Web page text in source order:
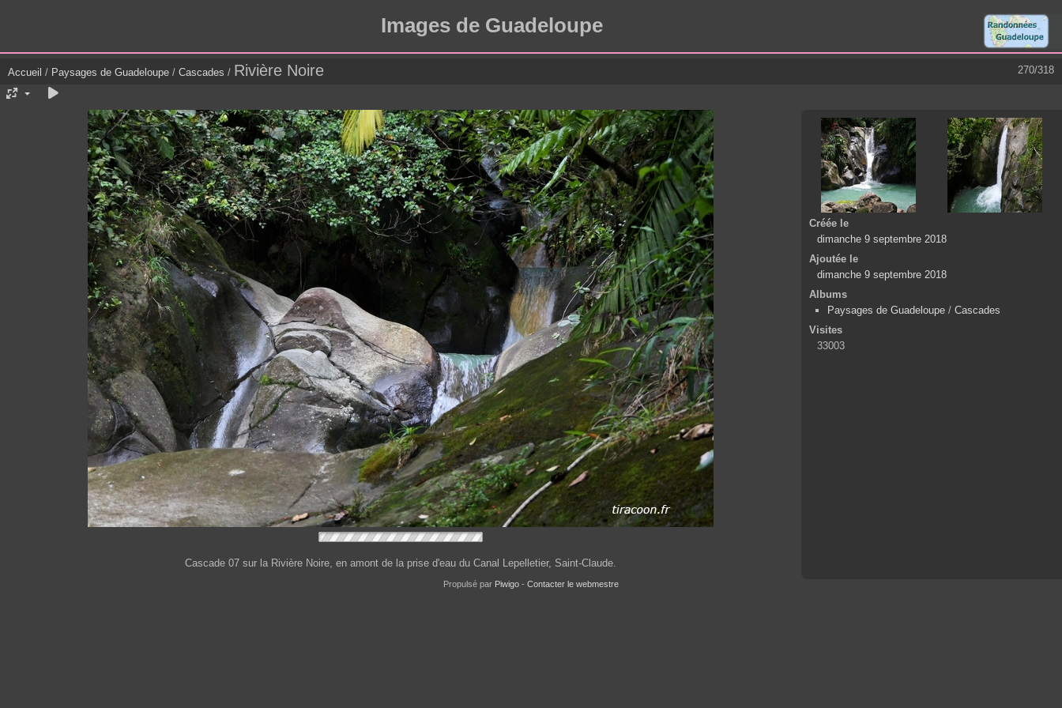
Images de Guadeloupe
270/318
Accueil / Paysages de Guadeloupe / Cascades / Rivière Noire
Cascade 07 sur la Rivière Noire, en amont de la prise d'eau du Canal Lepelletier, Saint-Claude.
Créée le
dimanche 9 septembre 2018
Ajoutée le
dimanche 9 septembre 2018
Albums
Paysages de Guadeloupe / Cascades
Visites
33003
Propulsé par Piwigo - Contacter le webmestre